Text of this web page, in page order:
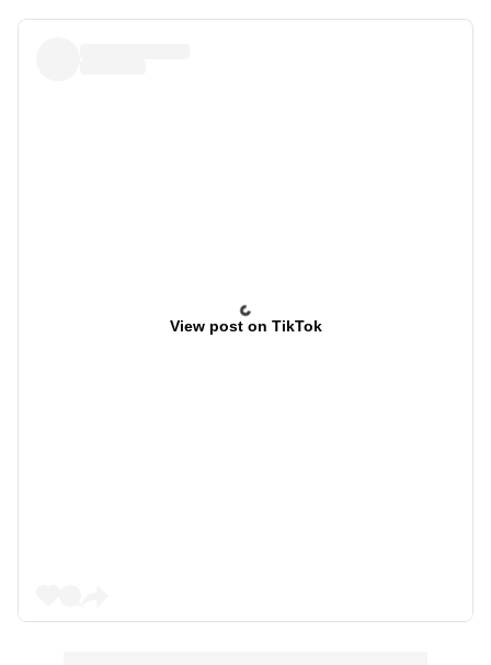
View post on TikTok